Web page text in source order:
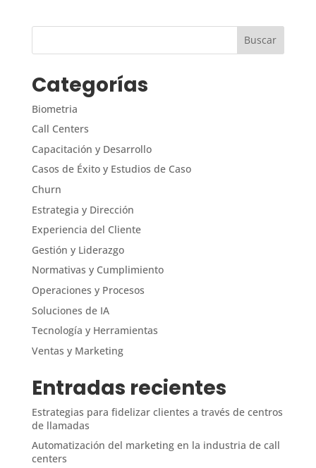
Categorías
Biometria
Call Centers
Capacitación y Desarrollo
Casos de Éxito y Estudios de Caso
Churn
Estrategia y Dirección
Experiencia del Cliente
Gestión y Liderazgo
Normativas y Cumplimiento
Operaciones y Procesos
Soluciones de IA
Tecnología y Herramientas
Ventas y Marketing
Entradas recientes
Estrategias para fidelizar clientes a través de centros
de llamadas
Automatización del marketing en la industria de call
centers